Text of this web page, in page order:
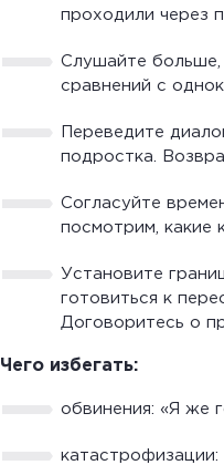
проходили через
Слушайте больше,
сравнений с
Переведите
подростка.
Согласуйте
посмотрим, какие
Установите
готовиться к
Договоритесь о
Чего избегать:
обвинения: «Я же
катастрофизации: